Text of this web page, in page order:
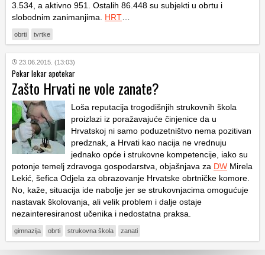
3.534, a aktivno 951. Ostalih 86.448 su subjekti u obrtu i
slobodnim zanimanjima. HRT
obrti tvrtke
23.06.2015. (13:03)
Pekar lekar apotekar
Zašto Hrvati ne vole zanate?
Loša reputacija trogodišnjih strukovnih škola
proizlazi iz poražavajuće činjenice da u
Hrvatskoj ni samo poduzetništvo nema pozitivan
predznak, a Hrvati kao nacija ne vrednuju
jednako opće i strukovne kompetencije, iako su
potonje temelj zdravoga gospodarstva, objašnjava za DW Mirela
Lekić, šefica Odjela za obrazovanje Hrvatske obrtničke komore.
No, kaže, situacija ide nabolje jer se strukovnjacima omogućuje
nastavak školovanja, ali velik problem i dalje ostaje
nezainteresiranost učenika i nedostatna praksa.
gimnazija obrti strukovna škola zanati